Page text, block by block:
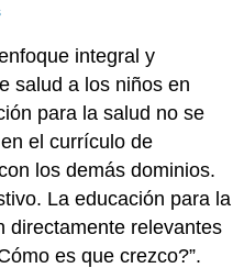
integral y
salud a los niños en
para la salud no se
el currículo de
los demás dominios.
La educación para la
directamente relevantes
es que crezco?”.